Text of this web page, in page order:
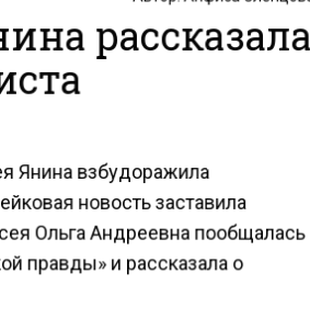
рассказала
Янина взбудоражила
новость заставила
Ольга Андреевна пообщалась
правды» и рассказала о